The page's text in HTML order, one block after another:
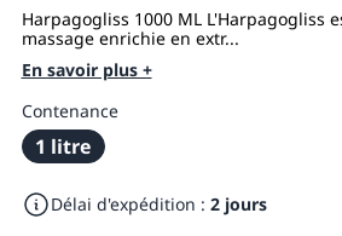
Harpagogliss 1000 ML L'Harpagogliss
massage enrichie en extr...
En savoir plus +
Contenance
1 litre
Délai d'expédition : 2 jours